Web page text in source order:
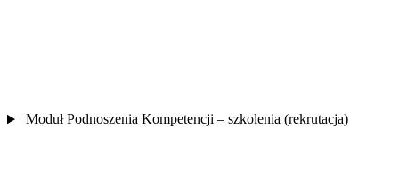
Moduł Podnoszenia Kompetencji – szkolenia (rekrutacja)